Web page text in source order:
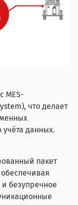
MES-
что делает
учёта данных.
пакет
безупречное